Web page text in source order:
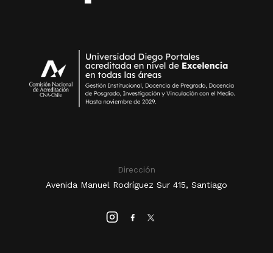
Dirección
Avenida Manuel Rodríguez Sur 415, Santiago